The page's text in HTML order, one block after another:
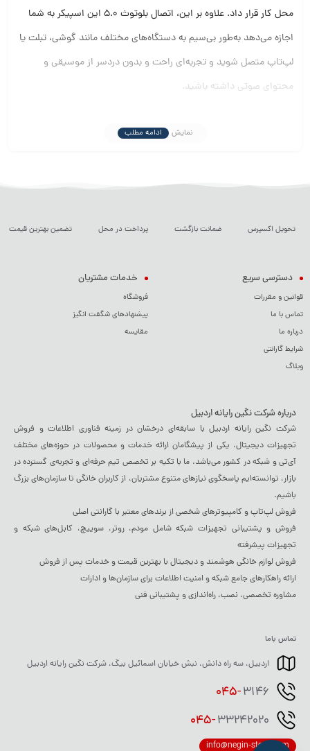
محل کار قرار داد. علاوه بر این، اتصال بلوتوث ۵.۰ این اسپیکر به شما
اجازه می‌دهد به‌طور بی‌سیم به دستگاه‌های مختلف مانند گوشی، تبلت یا
لپ‌تاپ متصل شوید و تجربه‌ای راحت و بدون دردسر از موسیقی و
محتوای صوتی داشته باشید.
مدت طولانی از موسیقی و سرگرمی خود لذت ببرید. این محصول با
صدای با کیفیت و طراحی جذاب هستند.
نمایش ادامه مطلب
تحویل اکسپرس ضمانت بازگشت پرداخت در محل تضمین بهترین قیمت
دسترسی سریع
قوانین و مقررات
تماس با ما
درباره ما
شرایط گارانتی
وبلاگ
خدمات مشتریان
فروشگاه
پیشنهادهای شگفت انگیز
مقایسه
درباره شرکت نگین رایانه اردبیل
شرکت نگین رایانه اردبیل با سابقه‌ای درخشان در زمینه فناوری اطلاعات و فروش
تجهیزات دیجیتال، یکی از پیشگامان ارائه خدمات و محصولات در حوزه‌های مختلف
آی‌تی و شبکه در کشور می‌باشد. ما با تکیه بر تخصص تیم حرفه‌ای و تجربه‌ی گسترده در
بازار، توانسته‌ایم پاسخگوی نیازهای متنوع مشتریان، از کاربران خانگی تا سازمان‌های بزرگ
باشیم.
فروش لپ‌تاپ و کامپیوترهای شخصی از برندهای معتبر با گارانتی اصلی
فروش و پشتیبانی تجهیزات شبکه شامل مودم، روتر، سوییچ، کابل‌های شبکه و
تجهیزات پیشرفته
فروش لوازم خانگی هوشمند و دیجیتال با بهترین قیمت و خدمات پس از فروش
ارائه راهکارهای جامع شبکه و امنیت اطلاعات برای سازمان‌ها و ادارات
مشاوره تخصصی، نصب، راه‌اندازی و پشتیبانی فنی
تماس باما
اردبیل، سه راه دانش، نبش خیابان اسمائیل بیگ، شرکت نگین رایانه اردبیل
045-3146
045-33242020
info@negin-store.com